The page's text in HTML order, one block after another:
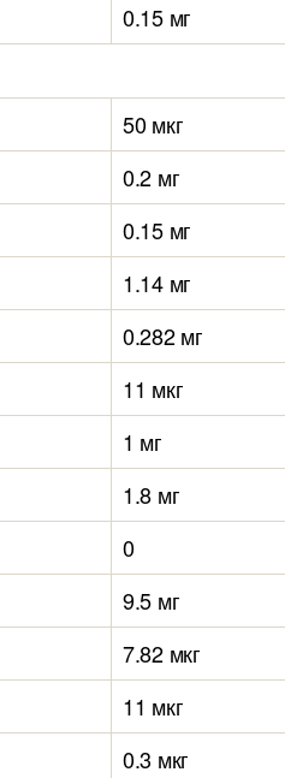
0.15 мг
50 мкг
0.2 мг
0.15 мг
1.14 мг
0.282 мг
11 мкг
1 мг
1.8 мг
0
9.5 мг
7.82 мкг
11 мкг
0.3 мкг